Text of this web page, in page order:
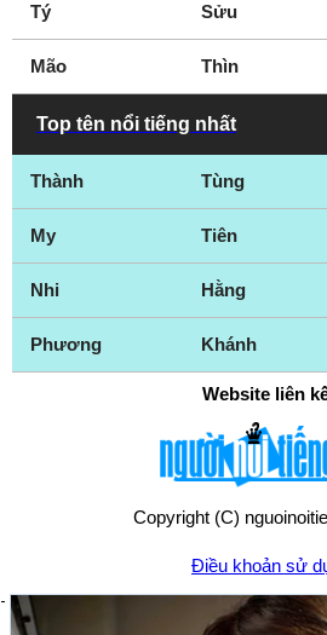
Toronto
Welland
Whitby
White
Tý Sửu
Mão Thìn
Top tên nổi tiếng nhất
Thành Tùng
My Tiên
Nhi Hằng
Phương Khánh
Website liên
Copyright (C)
Điều khoản sử